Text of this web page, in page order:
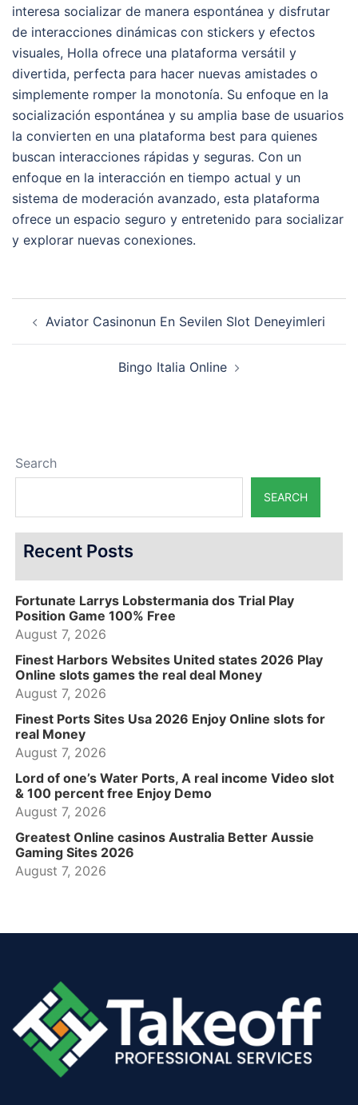
interesa socializar de manera espontánea y disfrutar
de interacciones dinámicas con stickers y efectos
visuales, Holla ofrece una plataforma versátil y
divertida, perfecta para hacer nuevas amistades o
simplemente romper la monotonía. Su enfoque en la
socialización espontánea y su amplia base de usuarios
la convierten en una plataforma best para quienes
buscan interacciones rápidas y seguras. Con un
enfoque en la interacción en tiempo actual y un
sistema de moderación avanzado, esta plataforma
ofrece un espacio seguro y entretenido para socializar
y explorar nuevas conexiones.
Post
navigation
Aviator Casinonun En Sevilen Slot Deneyimleri
Bingo Italia Online
Search
SEARCH
Recent Posts
Fortunate Larrys Lobstermania dos Trial Play
Position Game 100% Free
August 7, 2026
Finest Harbors Websites United states 2026 Play
Online slots games the real deal Money
August 7, 2026
Finest Ports Sites Usa 2026 Enjoy Online slots for
real Money
August 7, 2026
Lord of one’s Water Ports, A real income Video slot
& 100 percent free Enjoy Demo
August 7, 2026
Greatest Online casinos Australia Better Aussie
Gaming Sites 2026
August 7, 2026